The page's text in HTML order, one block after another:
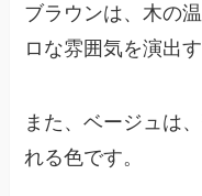
ブラウンは、木の
ロな雰囲気を演出
また、ベージュは
れる色です。